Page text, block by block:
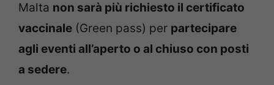
Malta non sarà più richiesto il certificato
vaccinale (Green pass) per partecipare
agli eventi all’aperto o al chiuso con posti
a sedere.